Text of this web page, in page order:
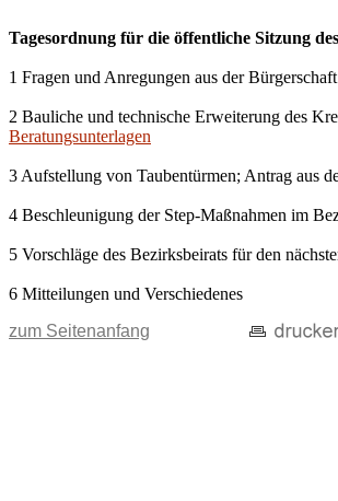
Tagesordnung für die öffentliche Sitzung
1 Fragen und Anregungen aus der
2 Bauliche und technische Erweiterung des
Beratungsunterlagen
3 Aufstellung von Taubentürmen; Antrag aus
4 Beschleunigung der Step-Maßnahmen im
5 Vorschläge des Bezirksbeirats für den
6 Mitteilungen und Verschiedenes
zum Seitenanfang